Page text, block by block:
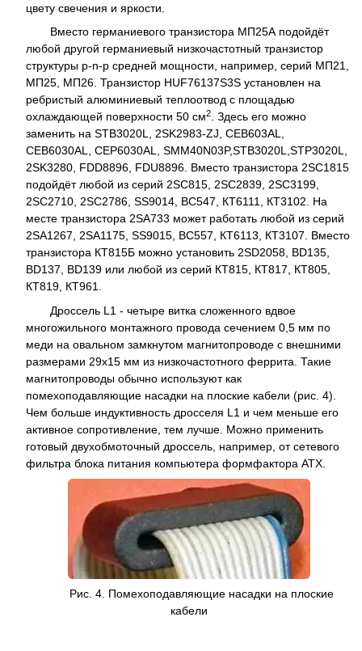
цвету свечения и яркости.
Вместо германиевого транзистора МП25А подойдёт
любой другой германиевый низкочастотный транзистор
структуры p-n-p средней мощности, например, серий МП21,
МП25, МП26. Транзистор HUF76137S3S установлен на
ребристый алюминиевый теплоотвод с площадью
охлаждающей поверхности 50 см2. Здесь его можно
заменить на STB3020L, 2SK2983-ZJ, CEB603AL,
CEB6030AL, CEP6030AL, SMM40N03P,STB3020L,STP3020L,
2SK3280, FDD8896, FDU8896. Вместо транзистора 2SC1815
подойдёт любой из серий 2SC815, 2SC2839, 2SC3199,
2SC2710, 2SC2786, SS9014, BC547, КТ6111, КТ3102. На
месте транзистора 2SA733 может работать любой из серий
2SA1267, 2SA1175, SS9015, BC557, КТ6113, КТ3107. Вместо
транзистора КТ815Б можно установить 2SD2058, BD135,
BD137, BD139 или любой из серий КТ815, КТ817, КТ805,
КТ819, КТ961.
Дроссель L1 - четыре витка сложенного вдвое
многожильного монтажного провода сечением 0,5 мм по
меди на овальном замкнутом магнитопроводе с внешними
размерами 29x15 мм из низкочастотного феррита. Такие
магнитопроводы обычно используют как
помехоподавляющие насадки на плоские кабели (рис. 4).
Чем больше индуктивность дросселя L1 и чем меньше его
активное сопротивление, тем лучше. Можно применить
готовый двухобмоточный дроссель, например, от сетевого
фильтра блока питания компьютера формфактора ATX.
Рис. 4. Помехоподавляющие насадки на плоские
кабели